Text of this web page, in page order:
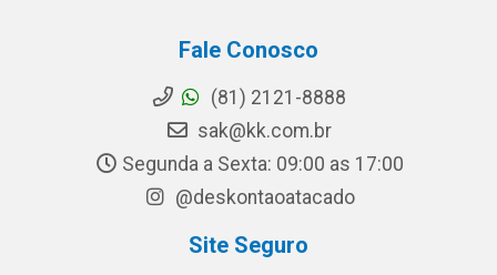
Fale Conosco
(81) 2121-8888
sak@kk.com.br
Segunda a Sexta: 09:00 as 17:00
@deskontaoatacado
Site Seguro